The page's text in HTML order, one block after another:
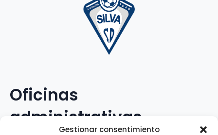
Gestionar consentimiento
Oficinas
administrativas